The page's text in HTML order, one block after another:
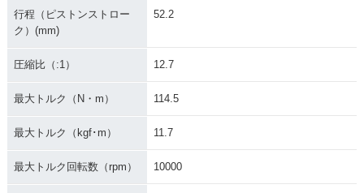
行程（ピストンストロー
ク）(mm)
52.2
圧縮比（:1） 12.7
最大トルク（N・m） 114.5
最大トルク（kgf･m） 11.7
最大トルク回転数（rpm） 10000